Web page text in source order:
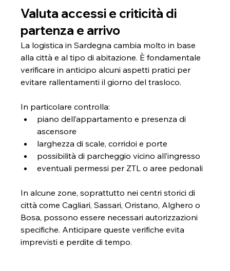
Valuta accessi e criticità di
partenza e arrivo
La logistica in Sardegna cambia molto in base
alla città e al tipo di abitazione. È fondamentale
verificare in anticipo alcuni aspetti pratici per
evitare rallentamenti il giorno del trasloco.
In particolare controlla:
piano dell’appartamento e presenza di
ascensore
larghezza di scale, corridoi e porte
possibilità di parcheggio vicino all’ingresso
eventuali permessi per ZTL o aree pedonali
In alcune zone, soprattutto nei centri storici di
città come Cagliari, Sassari, Oristano, Alghero o
Bosa, possono essere necessari autorizzazioni
specifiche. Anticipare queste verifiche evita
imprevisti e perdite di tempo.